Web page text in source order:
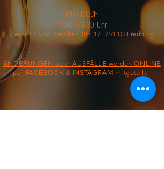
MITTWOCH
11:30 -13:30 Uhr
Heinrich-von-Stephan-Str. 17, 79110 Freiburg
ÄNDERUNGEN oder AUSFÄLLE werden ONLINE
per FACEBOOK & INSTAGRAM mitgeteilt!